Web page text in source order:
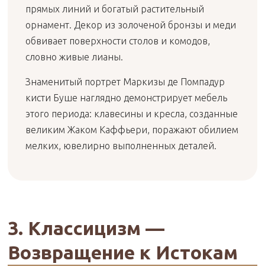
прямых линий и богатый растительный
орнамент. Декор из золоченой бронзы и меди
обвивает поверхности столов и комодов,
словно живые лианы.
Знаменитый портрет Маркизы де Помпадур
кисти Буше наглядно демонстрирует мебель
этого периода: клавесины и кресла, созданные
великим Жаком Каффьери, поражают обилием
мелких, ювелирно выполненных деталей.
3. Классицизм —
Возвращение к Истокам